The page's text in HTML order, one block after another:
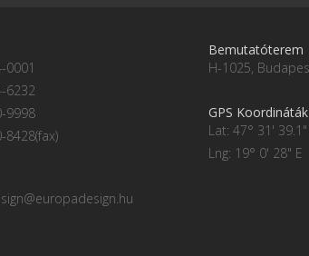
0001
6232
9998
8428(fax)
Bemutatóterem
H-1025,
GPS Koordináták
Lat: 47° 31'
Lng: 19° 0' 28" E